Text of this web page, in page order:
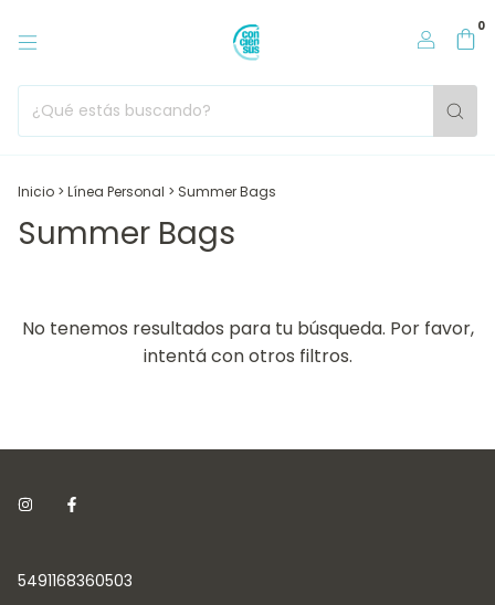
0
Inicio > Línea Personal > Summer Bags
Summer Bags
No tenemos resultados para tu búsqueda. Por favor,
intentá con otros filtros.
5491168360503